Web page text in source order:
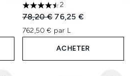
de 54.5 étoiles sur un maximum
2
Prix de vente :
78,20 € Prix ​​actuel :
76,25 €
762,50 € par L
ACHETER